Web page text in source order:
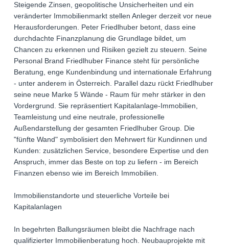
Steigende Zinsen, geopolitische Unsicherheiten und ein
veränderter Immobilienmarkt stellen Anleger derzeit vor neue
Herausforderungen. Peter Friedlhuber betont, dass eine
durchdachte Finanzplanung die Grundlage bildet, um
Chancen zu erkennen und Risiken gezielt zu steuern. Seine
Personal Brand Friedlhuber Finance steht für persönliche
Beratung, enge Kundenbindung und internationale Erfahrung
- unter anderem in Österreich. Parallel dazu rückt Friedlhuber
seine neue Marke 5 Wände - Raum für mehr stärker in den
Vordergrund. Sie repräsentiert Kapitalanlage-Immobilien,
Teamleistung und eine neutrale, professionelle
Außendarstellung der gesamten Friedlhuber Group. Die
"fünfte Wand" symbolisiert den Mehrwert für Kundinnen und
Kunden: zusätzlichen Service, besondere Expertise und den
Anspruch, immer das Beste on top zu liefern - im Bereich
Finanzen ebenso wie im Bereich Immobilien.
Immobilienstandorte und steuerliche Vorteile bei
Kapitalanlagen
In begehrten Ballungsräumen bleibt die Nachfrage nach
qualifizierter Immobilienberatung hoch. Neubauprojekte mit